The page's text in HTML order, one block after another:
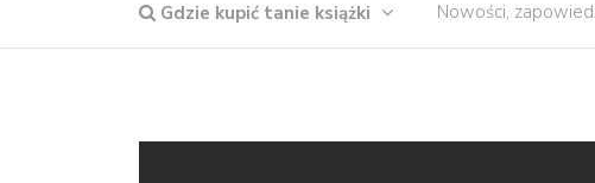
Gdzie kupić tanie książki Nowości,